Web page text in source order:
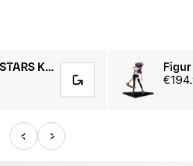
Figur „POP/STARS K/DA-Evelynn“ (Maßstab 1:7) von APEX